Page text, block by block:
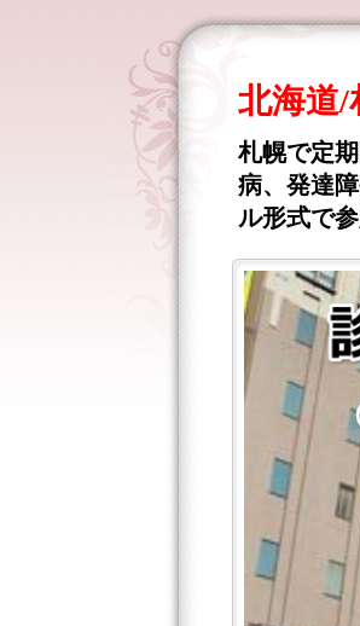
北海道
札幌で定
病、発達
ル形式で